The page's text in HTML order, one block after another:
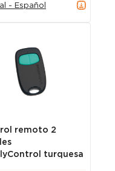
- Español
remoto 2
turquesa